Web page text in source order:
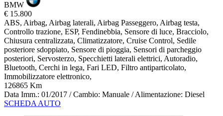
BMW
€ 15.800
ABS, Airbag, Airbag laterali, Airbag Passeggero, Airbag testa,
Controllo trazione, ESP, Fendinebbia, Sensore di luce, Bracciolo,
Chiusura centralizzata, Climatizzatore, Cruise Control, Sedile
posteriore sdoppiato, Sensore di pioggia, Sensori di parcheggio
posteriori, Servosterzo, Specchietti laterali elettrici, Autoradio,
Bluetooth, Cerchi in lega, Fari LED, Filtro antiparticolato,
Immobilizzatore elettronico,
126865 Km
Data Imm.: 01/2017 / Cambio: Manuale / Alimentazione: Diesel
SCHEDA AUTO